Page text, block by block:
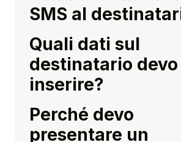
SMS al
Quali dati sul
destinatario devo
inserire?
Perché devo
presentare un